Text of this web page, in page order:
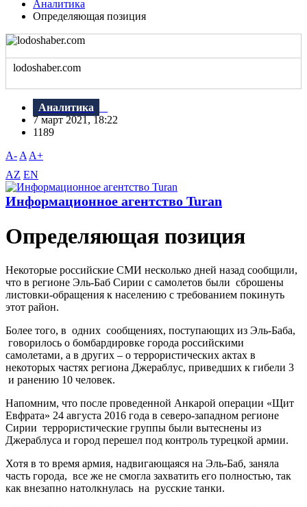
Аналитика
Определяющая позиция
lodoshaber.com
Аналитика
7 март 2021, 18:22
1189
A- A A+
AZ EN
Информационное агентство Turan
Определяющая позиция
Некоторые российские СМИ несколько дней назад сообщили,
что в регионе Эль-Баб Сирии с самолетов были сброшены
листовки-обращения к населению с требованием покинуть
этот район.
Более того, в одних сообщениях, поступающих из Эль-Баба,
говорилось о бомбардировке города российскими
самолетами, а в других – о террористических актах в
некоторых частях региона Джераблус, приведших к гибели 3
и ранению 10 человек.
Напомним, что после проведенной Анкарой операции «Щит
Евфрата» 24 августа 2016 года в северо-западном регионе
Сирии террористические группы были вытеснены из
Джераблуса и город перешел под контроль турецкой армии.
Хотя в то время армия, надвигающаяся на Эль-Баб, заняла
часть города, все же не смогла захватить его полностью, так
как внезапно натолкнулась на русские танки.